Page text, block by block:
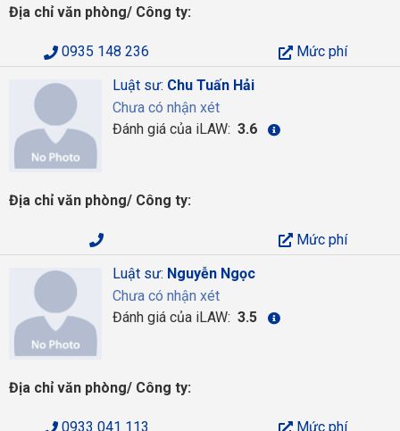
Địa chỉ văn phòng/ Công ty:
0935 148 236
Mức phí
Luật sư: Chu Tuấn Hải
Chưa có nhận xét
Đánh giá của iLAW: 3.6
Địa chỉ văn phòng/ Công ty:
Mức phí
Luật sư: Nguyễn Ngọc
Chưa có nhận xét
Đánh giá của iLAW: 3.5
Địa chỉ văn phòng/ Công ty:
0933 041 113 Mức phí